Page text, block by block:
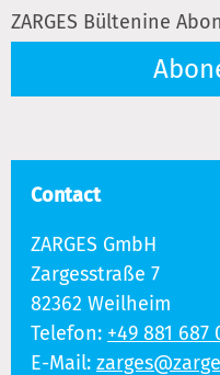
ZARGES Bültenine
Contact
ZARGES GmbH
Zargesstraße 7
82362 Weilheim
Telefon: +49 881 687
E-Mail: